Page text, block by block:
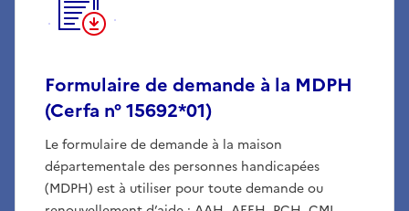
Formulaire de demande à la MDPH
(Cerfa n° 15692*01)
Le formulaire de demande à la maison
départementale des personnes handicapées
(MDPH) est à utiliser pour toute demande ou